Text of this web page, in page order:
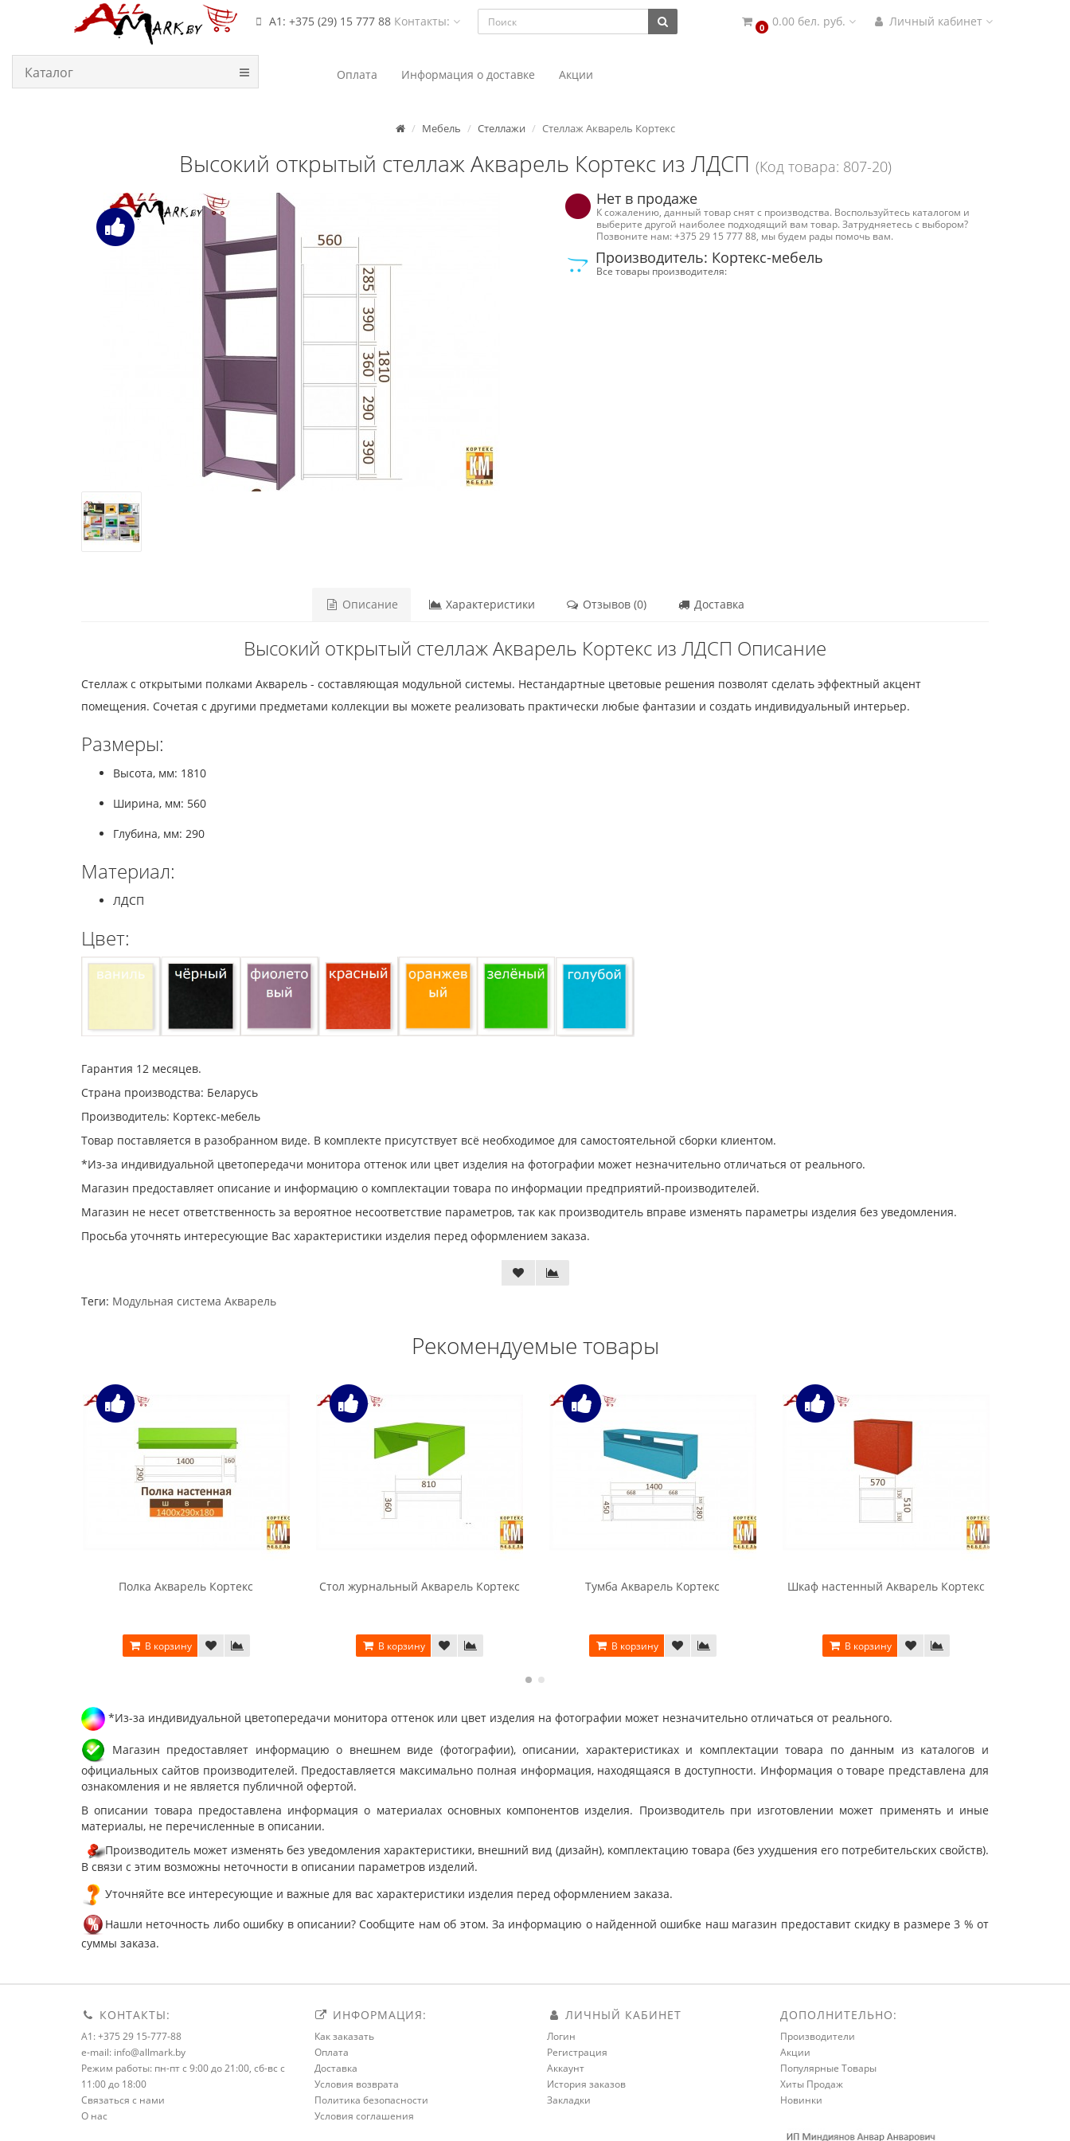
А1: +375 (29) 15 777 88 Контакты: 0 0.00 бел. руб. Личный кабинет
Каталог Оплата Информация о доставке Акции
Мебель Стеллажи Стеллаж Акварель Кортекс
Высокий открытый стеллаж Акварель Кортекс из ЛДСП (Код товара: 807-20)
Нет в продаже
К сожалению, данный товар снят с производства. Воспользуйтесь каталогом и
выберите другой наиболее подходящий вам товар. Затрудняетесь с выбором?
Позвоните нам: +375 29 15 777 88, мы будем рады помочь вам.
Производитель: Кортекс-мебель
Все товары производителя:
Описание Характеристики Отзывов (0) Доставка
Высокий открытый стеллаж Акварель Кортекс из ЛДСП Описание
Стеллаж с открытыми полками Акварель - составляющая модульной системы. Нестандартные цветовые решения позволят сделать эффектный акцент
помещения. Сочетая с другими предметами коллекции вы можете реализовать практически любые фантазии и создать индивидуальный интерьер.
Размеры:
Высота, мм: 1810
Ширина, мм: 560
Глубина, мм: 290
Материал:
ЛДСП
Цвет:
Гарантия 12 месяцев.
Страна производства: Беларусь
Производитель: Кортекс-мебель
Товар поставляется в разобранном виде. В комплекте присутствует всё необходимое для самостоятельной сборки клиентом.
*Из-за индивидуальной цветопередачи монитора оттенок или цвет изделия на фотографии может незначительно отличаться от реального.
Магазин предоставляет описание и информацию о комплектации товара по информации предприятий-производителей.
Магазин не несет ответственность за вероятное несоответствие параметров, так как производитель вправе изменять параметры изделия без уведомления.
Просьба уточнять интересующие Вас характеристики изделия перед оформлением заказа.
Теги: Модульная система Акварель
Рекомендуемые товары
Полка Акварель Кортекс
В корзину
Стол журнальный Акварель Кортекс
В корзину
Тумба Акварель Кортекс
В корзину
Шкаф настенный Акварель Кортекс
В корзину
*Из-за индивидуальной цветопередачи монитора оттенок или цвет изделия на фотографии может незначительно отличаться от реального.
Магазин предоставляет информацию о внешнем виде (фотографии), описании, характеристиках и комплектации товара по данным из каталогов и
официальных сайтов производителей. Предоставляется максимально полная информация, находящаяся в доступности. Информация о товаре представлена для
ознакомления и не является публичной офертой.
В описании товара предоставлена информация о материалах основных компонентов изделия. Производитель при изготовлении может применять и иные
материалы, не перечисленные в описании.
Производитель может изменять без уведомления характеристики, внешний вид (дизайн), комплектацию товара (без ухудшения его потребительских свойств).
В связи с этим возможны неточности в описании параметров изделий.
Уточняйте все интересующие и важные для вас характеристики изделия перед оформлением заказа.
Нашли неточность либо ошибку в описании? Сообщите нам об этом. За информацию о найденной ошибке наш магазин предоставит скидку в размере 3 % от
суммы заказа.
КОНТАКТЫ:
A1: +375 29 15-777-88
e-mail: info@allmark.by
Режим работы: пн-пт с 9:00 до 21:00, сб-вс с
11:00 до 18:00
Связаться с нами
О нас
ИНФОРМАЦИЯ:
Как заказать
Оплата
Доставка
Условия возврата
Политика безопасности
Условия соглашения
ЛИЧНЫЙ КАБИНЕТ
Логин
Регистрация
Аккаунт
История заказов
Закладки
ДОПОЛНИТЕЛЬНО:
Производители
Акции
Популярные Товары
Хиты Продаж
Новинки